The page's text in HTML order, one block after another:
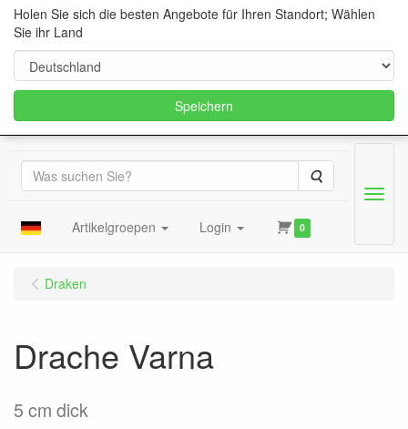
Suche
Artikelgroepen Login 0
Menu
Draken
Drache Varna
5 cm dick
Holen Sie sich die besten Angebote für Ihren Standort; Wählen
Sie ihr Land
Speichern